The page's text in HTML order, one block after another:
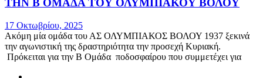
ΤΗΝ Β ΟΜΑΔΑ ΤΟΥ ΟΛΥΜΠΙΑΚΟΥ ΒΟΛΟΥ
17 Οκτωβρίου, 2025
Ακόμη μία ομάδα του ΑΣ ΟΛΥΜΠΙΑΚΟΣ ΒΟΛΟΥ 1937 ξεκινά
την αγωνιστική της δραστηριότητα την προσεχή Κυριακή.
Πρόκειται για την Β Ομάδα ποδοσφαίρου που συμμετέχει για